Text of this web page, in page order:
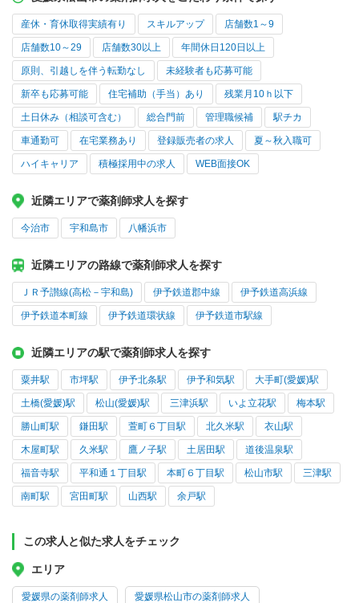
産休・育休取得実績有り スキルアップ 店舗数1～9
店舗数10～29 店舗数30以上 年間休日120日以上
原則、引越しを伴う転勤なし 未経験者も応募可能
新卒も応募可能 住宅補助（手当）あり 残業月10ｈ以下
土日休み（相談可含む） 総合門前 管理職候補 駅チカ
車通勤可 在宅業務あり 登録販売者の求人 夏～秋入職可
ハイキャリア 積極採用中の求人 WEB面接OK
近隣エリアで薬剤師求人を探す
今治市 宇和島市 八幡浜市
近隣エリアの路線で薬剤師求人を探す
ＪＲ予讃線(高松－宇和島) 伊予鉄道郡中線 伊予鉄道高浜線
伊予鉄道本町線 伊予鉄道環状線 伊予鉄道市駅線
近隣エリアの駅で薬剤師求人を探す
粟井駅 市坪駅 伊予北条駅 伊予和気駅 大手町(愛媛)駅
土橋(愛媛)駅 松山(愛媛)駅 三津浜駅 いよ立花駅 梅本駅
勝山町駅 鎌田駅 萱町６丁目駅 北久米駅 衣山駅
木屋町駅 久米駅 鷹ノ子駅 土居田駅 道後温泉駅
福音寺駅 平和通１丁目駅 本町６丁目駅 松山市駅 三津駅
南町駅 宮田町駅 山西駅 余戸駅
この求人と似た求人をチェック
エリア
愛媛県の薬剤師求人 愛媛県松山市の薬剤師求人